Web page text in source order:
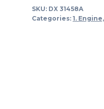
groot
SKU: DX 31458A
Categories: 1.